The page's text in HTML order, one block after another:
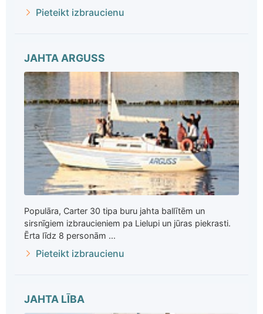
Pieteikt izbraucienu
JAHTA ARGUSS
Populāra, Carter 30 tipa buru jahta ballītēm un
sirsnīgiem izbraucieniem pa Lielupi un jūras piekrasti.
Ērta līdz 8 personām ...
Pieteikt izbraucienu
JAHTA LĪBA